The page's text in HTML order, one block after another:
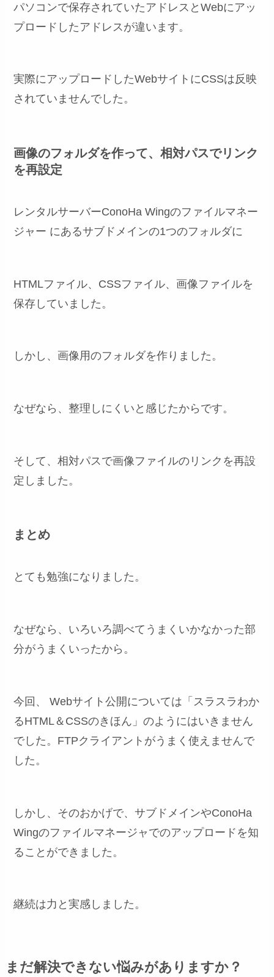
パソコンで保存されていたアドレスとWebにアッ
プロードしたアドレスが違います。
実際にアップロードしたWebサイトにCSSは反映
されていませんでした。
画像のフォルダを作って、相対パスでリンク
を再設定
レンタルサーバーConoHa Wingのファイルマネー
ジャー にあるサブドメインの1つのフォルダに
HTMLファイル、CSSファイル、画像ファイルを
保存していました。
しかし、画像用のフォルダを作りました。
なぜなら、整理しにくいと感じたからです。
そして、相対パスで画像ファイルのリンクを再設
定しました。
まとめ
とても勉強になりました。
なぜなら、いろいろ調べてうまくいかなかった部
分がうまくいったから。
今回、 Webサイト公開については「スラスラわか
るHTML＆CSSのきほん」のようにはいきません
でした。FTPクライアントがうまく使えませんで
した。
しかし、そのおかげで、サブドメインやConoHa
Wingのファイルマネージャでのアップロードを知
ることができました。
継続は力と実感しました。
まだ解決できない悩みがありますか？